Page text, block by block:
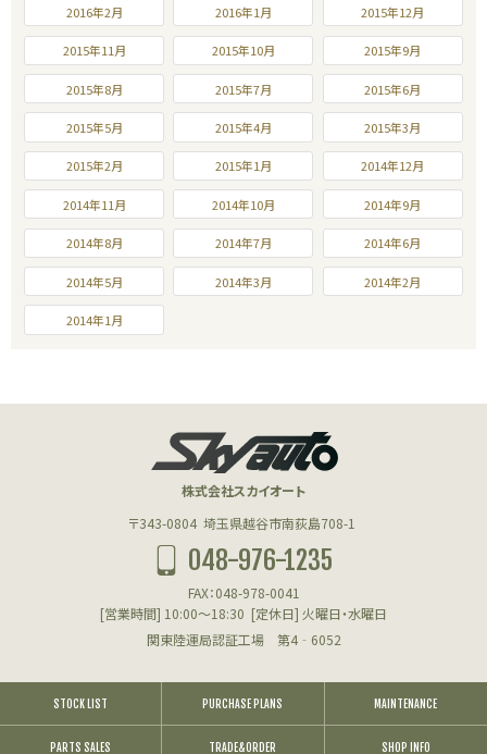
2016年2月 2016年1月 2015年12月
2015年11月 2015年10月 2015年9月
2015年8月 2015年7月 2015年6月
2015年5月 2015年4月 2015年3月
2015年2月 2015年1月 2014年12月
2014年11月 2014年10月 2014年9月
2014年8月 2014年7月 2014年6月
2014年5月 2014年3月 2014年2月
2014年1月
株式会社スカイオート
〒343-0804 埼玉県越谷市南荻島708-1
048-976-1235
FAX：048-978-0041
[営業時間] 10:00～18:30 [定休日] 火曜日・水曜日
関東陸運局認証工場 第4‐6052
STOCK LIST PURCHASE PLANS MAINTENANCE
PARTS SALES TRADE&ORDER SHOP INFO